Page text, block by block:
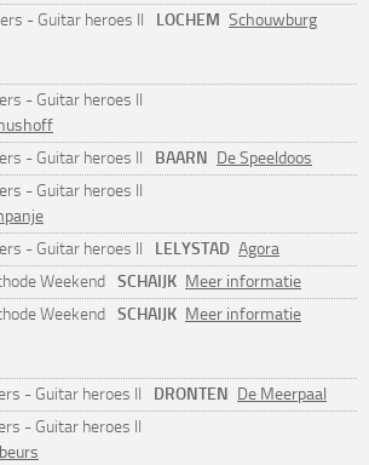
- Guitar heroes II LOCHEM Schouwburg
- Guitar heroes II
- Guitar heroes II BAARN De Speeldoos
- Guitar heroes II
- Guitar heroes II LELYSTAD Agora
Weekend SCHAIJK Meer informatie
Weekend SCHAIJK Meer informatie
- Guitar heroes II DRONTEN De Meerpaal
- Guitar heroes II